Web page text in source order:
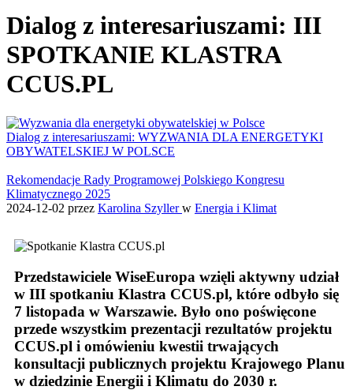
Dialog z interesariuszami: III
SPOTKANIE KLASTRA
CCUS.PL
Dialog z interesariuszami: WYZWANIA DLA ENERGETYKI
OBYWATELSKIEJ W POLSCE
Rekomendacje Rady Programowej Polskiego Kongresu
Klimatycznego 2025
2024-12-02 przez Karolina Szyllerw Energia i Klimat
Przedstawiciele WiseEuropa wzięli aktywny udział
w III spotkaniu Klastra CCUS.pl, które odbyło się
7 listopada w Warszawie. Było ono poświęcone
przede wszystkim prezentacji rezultatów projektu
CCUS.pl i omówieniu kwestii trwających
konsultacji publicznych projektu Krajowego Planu
w dziedzinie Energii i Klimatu do 2030 r.